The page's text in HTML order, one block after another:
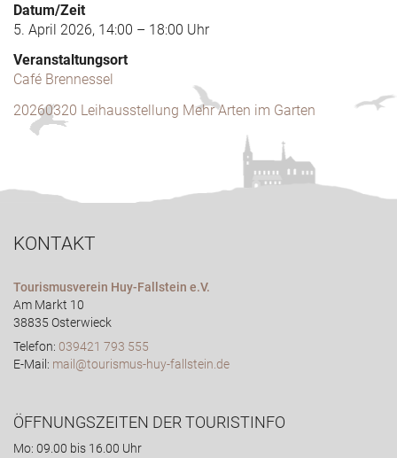
Datum/Zeit
5. April 2026, 14:00 – 18:00 Uhr
Veranstaltungsort
Café Brennessel
20260320 Leihausstellung Mehr Arten im Garten
KONTAKT
Tourismusverein Huy-Fallstein e.V.
Am Markt 10
38835 Osterwieck
Telefon: 039421 793 555
E-Mail: mail@tourismus-huy-fallstein.de
ÖFFNUNGSZEITEN DER TOURISTINFO
Mo: 09.00 bis 16.00 Uhr